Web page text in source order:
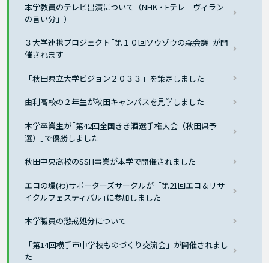
本学教員のテレビ出演について（NHK・Eテレ「ヴィラン
の言い分」）
３大学連携プロジェクト｢第１０回ソウゾウの森会議｣が開
催されます
「秋田県立大学ビジョン２０３３」を策定しました
由利高校の２年生が秋田キャンパスを見学しました
本学卒業生が｢第42回全国きき酒選手権大会（秋田県予
選）｣で優勝しました
秋田中央高校のSSH事業が本学で開催されました
エコの環(わ)サポーターズサークルが「第21回エコ＆リサ
イクルフェスティバル｣に参加しました
本学職員の懲戒処分について
「第14回横手市中学校ものづくり交流会」が開催されまし
た